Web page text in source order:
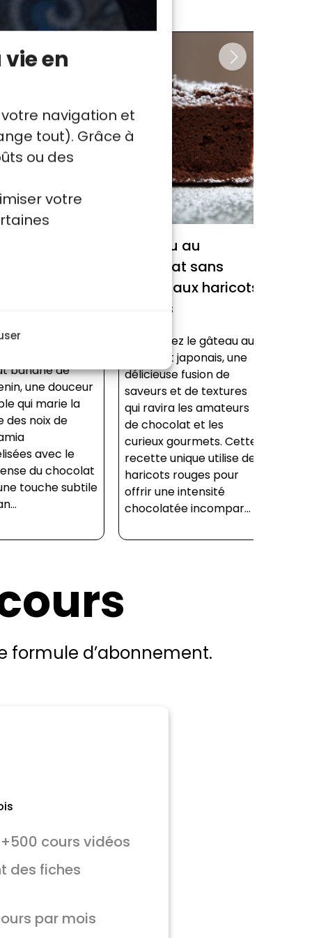
en
navigation et
tout). Grâce à
ou des
votre
pâte à
de
une douceur
marie la
noix de
avec le
du chocolat
subtile
Gâteau au
chocolat sans
gluten aux haricots
Découvrez le gâteau au
chocolat japonais, une
délicieuse fusion de
saveurs et de textures
qui ravira les amateurs
de chocolat et les
curieux gourmets. Cette
recette unique utilise des
haricots rouges pour
offrir une intensité
chocolatée incompar...
formule d’abonnement.
cours vidéos
des fiches
par mois